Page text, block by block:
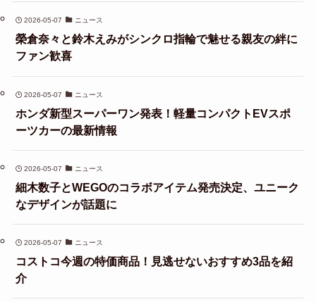
2026-05-07 ニュース
榮倉奈々と鈴木えみがシンクロ指輪で魅せる親友の絆に
ファン歓喜
2026-05-07 ニュース
ホンダ新型スーパーワン発表！軽量コンパクトEVスポ
ーツカーの最新情報
2026-05-07 ニュース
細木数子とWEGOのコラボアイテム発売決定、ユニーク
なデザインが話題に
2026-05-07 ニュース
コストコ今週の特価商品！見逃せないおすすめ3品を紹
介